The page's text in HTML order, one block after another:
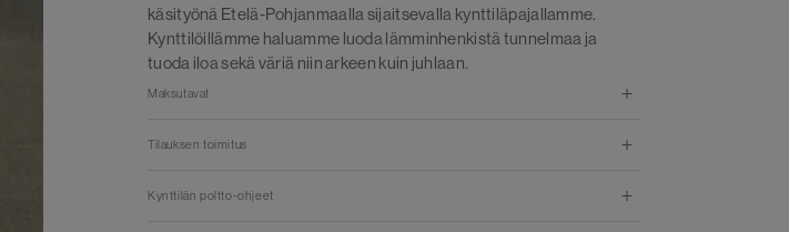
käsityönä Etelä-Pohjanmaalla sijaitsevalla kynttiläpajallamme.
Kynttilöillämme haluamme luoda lämminhenkistä tunnelmaa ja
tuoda iloa sekä väriä niin arkeen kuin juhlaan.
Maksutavat
Tilauksen toimitus
Kynttilän poltto-ohjeet